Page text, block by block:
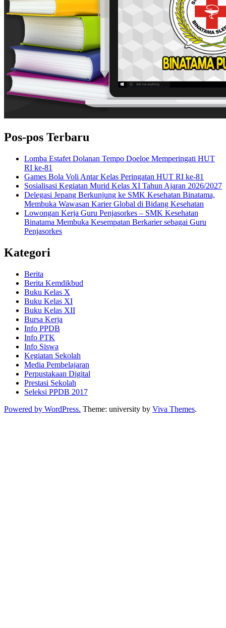
Pos-pos Terbaru
Lomba Estafet Dolanan Tempo Doeloe Memperingati HUT
RI ke-81
Games Bola Voli Antar Kelas Peringatan HUT RI ke-81
Sosialisasi Kegiatan Murid Kelas XI Tahun Ajaran 2026/2027
Delegasi Jepang Berkunjung ke SMK Kesehatan Binatama,
Membuka Wawasan Karier Global di Bidang Kesehatan
Lowongan Kerja Guru Penjasorkes – SMK Kesehatan
Binatama Membuka Kesempatan Berkarier sebagai Guru
Penjasorkes
Kategori
Berita
Berita Kemdikbud
Buku Kelas X
Buku Kelas XI
Buku Kelas XII
Bursa Kerja
Info PPDB
Info PTK
Info Siswa
Kegiatan Sekolah
Media Pembelajaran
Perpustakaan Digital
Prestasi Sekolah
Seleksi PPDB 2017
Powered by WordPress. Theme: university by Viva Themes.